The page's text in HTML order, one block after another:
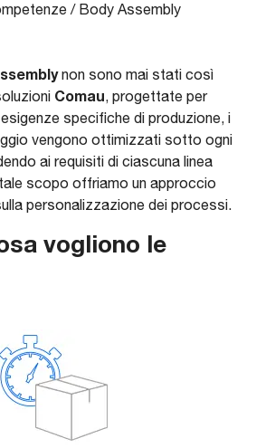
/ Body Assembly
non sono mai stati così
Comau, progettate per
specifiche di produzione, i
vengono ottimizzati sotto ogni
ai requisiti di ciascuna linea
scopo offriamo un approccio
personalizzazione dei processi.
vogliono le